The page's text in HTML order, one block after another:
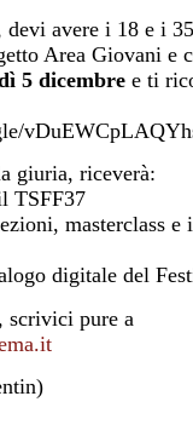
devi avere i 18 e i
Area Giovani e
5 dicembre e ti
giuria, riceverà:
TSFF37
masterclass e
digitale del
scrivici pure a